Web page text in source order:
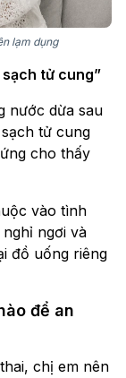
lạm dụng
tử cung”
nước dừa sau
tử cung
cho thấy
vào tình
ngơi và
đồ uống riêng
để an
chị em nên